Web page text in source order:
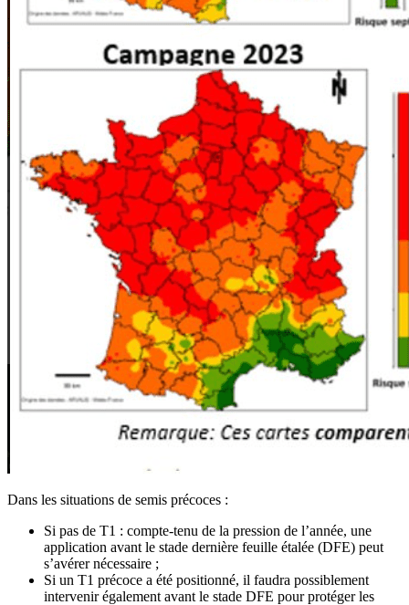
Dans les situations de semis précoces :
Si pas de T1 : compte-tenu de la pression de l’année, une
application avant le stade dernière feuille étalée (DFE) peut
s’avérer nécessaire ;
Si un T1 précoce a été positionné, il faudra possiblement
intervenir également avant le stade DFE pour protéger les